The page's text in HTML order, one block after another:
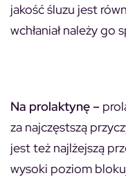
jakość śluzu jest
wchłaniał należy go
Na prolaktynę –
za najczęstszą
jest też najlżejszą
wysoki poziom